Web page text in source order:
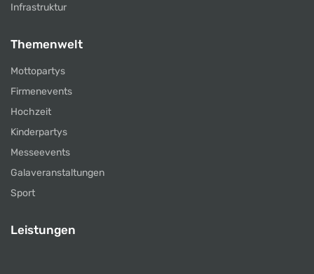
Infrastruktur
Themenwelt
Mottopartys
Firmenevents
Hochzeit
Kinderpartys
Messeevents
Galaveranstaltungen
Sport
Leistungen